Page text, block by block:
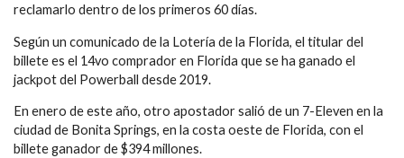
reclamarlo dentro de los primeros 60 días.
Según un comunicado de la Lotería de la Florida, el titular del
billete es el 14vo comprador en Florida que se ha ganado el
jackpot del Powerball desde 2019.
En enero de este año, otro apostador salió de un 7-Eleven en la
ciudad de Bonita Springs, en la costa oeste de Florida, con el
billete ganador de $394 millones.